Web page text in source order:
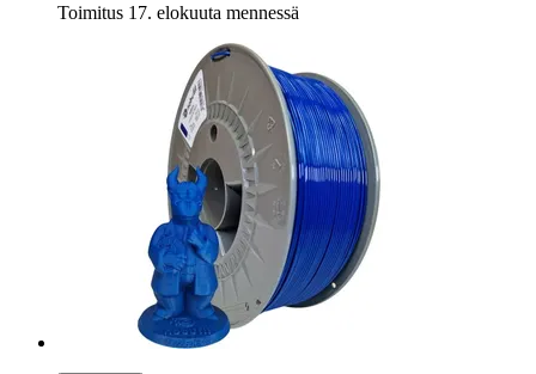
Toimitus 17. elokuuta mennessä